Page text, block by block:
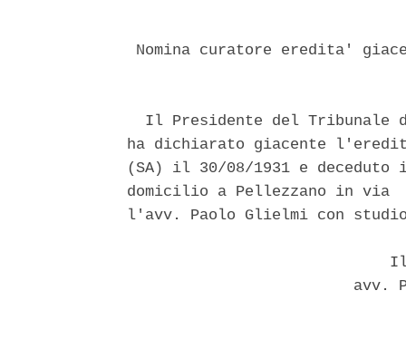
Nomina curatore eredita'
Il Presidente del Tribunale
ha dichiarato giacente
(SA) il 30/08/1931 e
domicilio a Pellezzano in via
l'avv. Paolo Glielmi con
avv.